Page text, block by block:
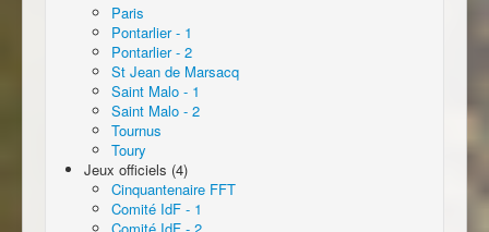
Paris
Pontarlier - 1
Pontarlier - 2
St Jean de Marsacq
Saint Malo - 1
Saint Malo - 2
Tournus
Toury
Jeux officiels (4)
Cinquantenaire FFT
Comité IdF - 1